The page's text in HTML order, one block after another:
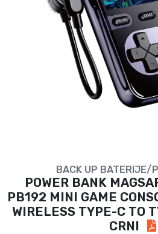
BACK UP BATERIJE/
POWER BANK
PB192 MINI GAME
WIRELESS TYPE-C TO
CRNI